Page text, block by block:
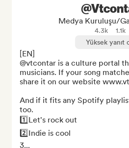
Medya Kuruluşu/
4.3k
1.1k
Yüksek yanıt
[EN]
@vtcontar is a culture portal
musicians. If your song
share it on our website
And if it fits any Spotify
too.
1️⃣Let's rock out
2️⃣Indie is cool
3...